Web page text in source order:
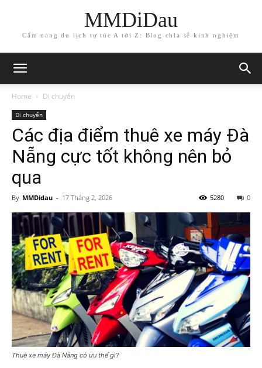
MMDiDau
Cẩm nang du lịch tự túc A tới Z: Blog chia sẻ kinh nghiệm
Home Di chuyển
Di chuyển
Các địa điểm thuê xe máy Đà
Nẵng cực tốt không nên bỏ
qua
By MMDidau - 17 Tháng 2, 2026 0
5280
Thuê xe máy Đà Nẵng có ưu thế gì?